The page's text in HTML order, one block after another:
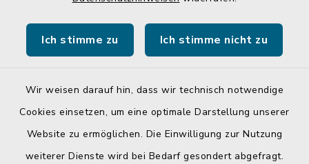
Ich stimme zu Ich stimme nicht zu
Wir weisen darauf hin, dass wir technisch notwendige
Cookies einsetzen, um eine optimale Darstellung unserer
Website zu ermöglichen. Die Einwilligung zur Nutzung
weiterer Dienste wird bei Bedarf gesondert abgefragt.
Landratsamt Mühldorf a. Inn